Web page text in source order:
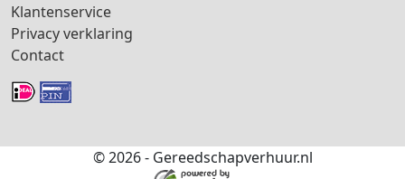
Klantenservice
Privacy verklaring
Contact
© 2026 - Gereedschapverhuur.nl